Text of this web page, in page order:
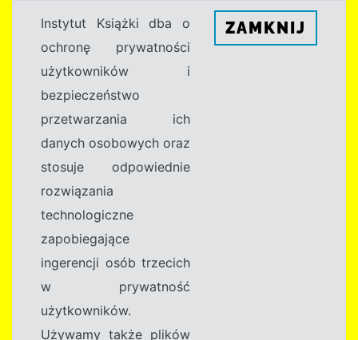
Instytut Książki dba o
ochronę prywatności
użytkowników i
bezpieczeństwo
przetwarzania ich
danych osobowych oraz
stosuje odpowiednie
rozwiązania
technologiczne
zapobiegające
ingerencji osób trzecich
w prywatność
użytkowników.
Używamy także plików
ZAMKNIJ